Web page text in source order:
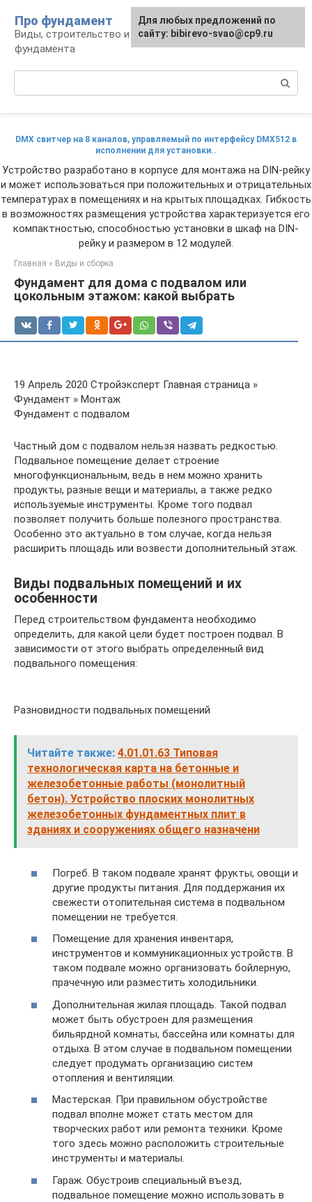
контенту
Про фундамент
Виды, строительство и обустройство
фундамента
DMX свитчер на 8 каналов, управляемый по интерфейсу DMX512 в
исполнении для установки..
Устройство разработано в корпусе для монтажа на DIN-рейку
и может использоваться при положительных и отрицательных
температурах в помещениях и на крытых площадках. Гибкость
в возможностях размещения устройства характеризуется его
компактностью, способностью установки в шкаф на DIN-
рейку и размером в 12 модулей.
Главная » Виды и сборка
Фундамент для дома с подвалом или
цокольным этажом: какой выбрать
19 Апрель 2020 Стройэксперт Главная страница »
Фундамент » Монтаж
Фундамент с подвалом
Частный дом с подвалом нельзя назвать редкостью.
Подвальное помещение делает строение
многофункциональным, ведь в нем можно хранить
продукты, разные вещи и материалы, а также редко
используемые инструменты. Кроме того подвал
позволяет получить больше полезного пространства.
Особенно это актуально в том случае, когда нельзя
расширить площадь или возвести дополнительный этаж.
Виды подвальных помещений и их
особенности
Перед строительством фундамента необходимо
определить, для какой цели будет построен подвал. В
зависимости от этого выбрать определенный вид
подвального помещения:
Разновидности подвальных помещений
Читайте также: 4.01.01.63 Типовая
технологическая карта на бетонные и
железобетонные работы (монолитный
бетон). Устройство плоских монолитных
железобетонных фундаментных плит в
зданиях и сооружениях общего назначени
Погреб. В таком подвале хранят фрукты, овощи и
другие продукты питания. Для поддержания их
свежести отопительная система в подвальном
помещении не требуется.
Помещение для хранения инвентаря,
инструментов и коммуникационных устройств. В
таком подвале можно организовать бойлерную,
прачечную или разместить холодильники.
Дополнительная жилая площадь. Такой подвал
может быть обустроен для размещения
бильярдной комнаты, бассейна или комнаты для
отдыха. В этом случае в подвальном помещении
следует продумать организацию систем
отопления и вентиляции.
Мастерская. При правильном обустройстве
подвал вполне может стать местом для
творческих работ или ремонта техники. Кроме
того здесь можно расположить строительные
инструменты и материалы.
Гараж. Обустроив специальный въезд,
подвальное помещение можно использовать в
Для любых предложений по
сайту: bibirevo-svao@cp9.ru